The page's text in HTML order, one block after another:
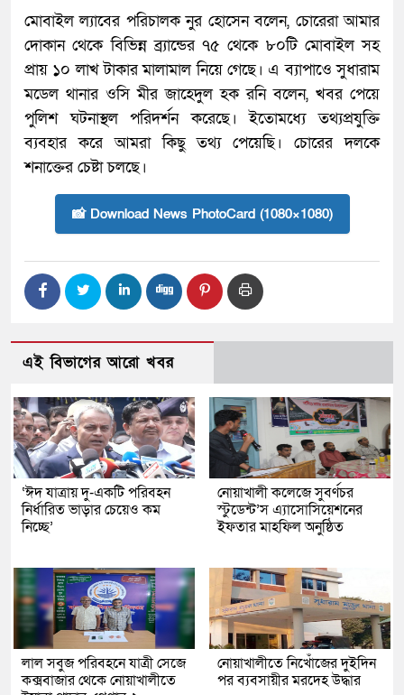
মোবাইল ল্যাবের পরিচালক নুর হোসেন বলেন, চোরেরা আমার
দোকান থেকে বিভিন্ন ব্র্যান্ডের ৭৫ থেকে ৮০টি মোবাইল সহ
প্রায় ১০ লাখ টাকার মালামাল নিয়ে গেছে। এ ব্যাপাওে সুধারাম
মডেল থানার ওসি মীর জাহেদুল হক রনি বলেন, খবর পেয়ে
পুলিশ ঘটনাস্থল পরিদর্শন করেছে। ইতোমধ্যে তথ্যপ্রযুক্তি
ব্যবহার করে আমরা কিছু তথ্য পেয়েছি। চোরের দলকে
শনাক্তের চেষ্টা চলছে।
📸 Download News PhotoCard (1080×1080)
এই বিভাগের আরো খবর
‘ঈদ যাত্রায় দু-একটি পরিবহন
নির্ধারিত ভাড়ার চেয়েও কম
নিচ্ছে’
নোয়াখালী কলেজে সুবর্ণচর
স্টুডেন্ট’স এ্যাসোসিয়েশনের
ইফতার মাহফিল অনুষ্ঠিত
লাল সবুজ পরিবহনে যাত্রী সেজে
কক্সবাজার থেকে নোয়াখালীতে
নোয়াখালীতে নিখোঁজের দুইদিন
পর ব্যবসায়ীর মরদেহ উদ্ধার